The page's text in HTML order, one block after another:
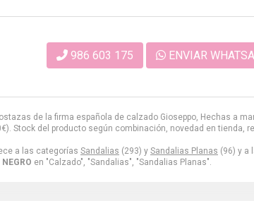
de la firma española de calzado Gioseppo, Hechas a
€). Stock del producto según combinación, novedad en tienda,
a las categorías Sandalias (293) y Sandalias Planas (96) y a
en "Calzado", "Sandalias", "Sandalias Planas".
986 603 175 ENVIAR